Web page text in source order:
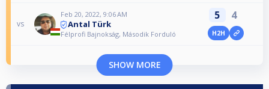
vs
Feb 20, 2022, 9:06 AM
Antal Türk
Félprofi Bajnokság, Második Forduló
5 4
H2H
SHOW MORE